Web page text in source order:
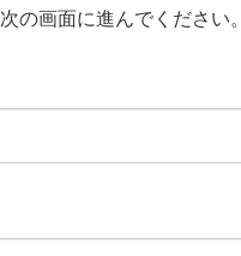
の画面に進んでください。